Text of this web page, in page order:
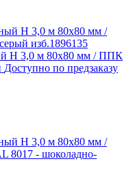
H 3,0 м 80х80 мм / ППК
Доступно по предзаказу